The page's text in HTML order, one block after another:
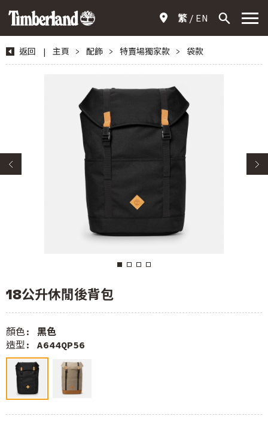
繁 EN
返回 | 主頁 > 配飾 > 特賣場獨家款 > 袋款
18公升休閒後背包
顏色: 黑色
造型: A644QP56